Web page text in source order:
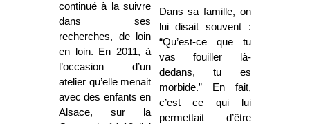
continué à la suivre
dans ses
recherches, de loin
en loin. En 2011, à
l’occasion d’un
atelier qu’elle menait
avec des enfants en
Alsace, sur la
Dans sa famille, on
lui disait souvent :
“Qu’est-ce que tu
vas fouiller là-
dedans, tu es
morbide.” En fait,
c’est ce qui lui
permettait d’être